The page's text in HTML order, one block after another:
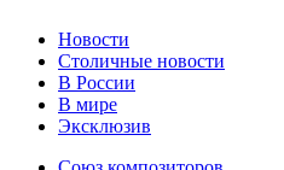
Новости
Столичные новости
В России
В мире
Эксклюзив